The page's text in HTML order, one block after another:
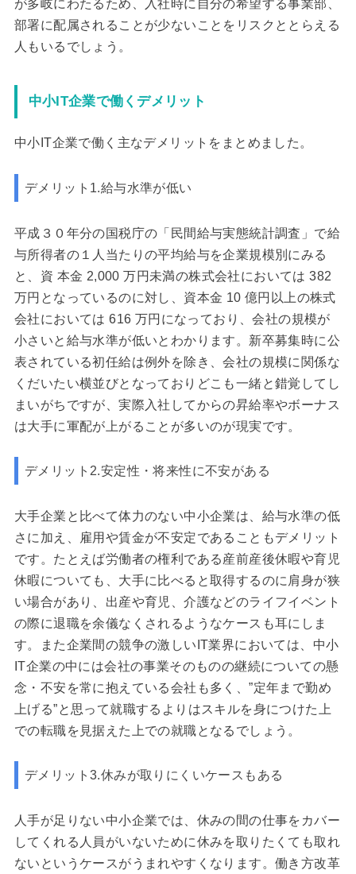
が多岐にわたるため、入社時に自分の希望する事業部、
部署に配属されることが少ないことをリスクととらえる
人もいるでしょう。
中小IT企業で働くデメリット
中小IT企業で働く主なデメリットをまとめました。
デメリット1.給与水準が低い
平成３０年分の国税庁の「民間給与実態統計調査」で給
与所得者の１人当たりの平均給与を企業規模別にみる
と、資 本金 2,000 万円未満の株式会社においては 382
万円となっているのに対し、資本金 10 億円以上の株式
会社においては 616 万円になっており、会社の規模が
小さいと給与水準が低いとわかります。新卒募集時に公
表されている初任給は例外を除き、会社の規模に関係な
くだいたい横並びとなっておりどこも一緒と錯覚してし
まいがちですが、実際入社してからの昇給率やボーナス
は大手に軍配が上がることが多いのが現実です。
デメリット2.安定性・将来性に不安がある
大手企業と比べて体力のない中小企業は、給与水準の低
さに加え、雇用や賃金が不安定であることもデメリット
です。たとえば労働者の権利である産前産後休暇や育児
休暇についても、大手に比べると取得するのに肩身が狭
い場合があり、出産や育児、介護などのライフイベント
の際に退職を余儀なくされるようなケースも耳にしま
す。また企業間の競争の激しいIT業界においては、中小
IT企業の中には会社の事業そのものの継続についての懸
念・不安を常に抱えている会社も多く、”定年まで勤め
上げる”と思って就職するよりはスキルを身につけた上
での転職を見据えた上での就職となるでしょう。
デメリット3.休みが取りにくいケースもある
人手が足りない中小企業では、休みの間の仕事をカバー
してくれる人員がいないために休みを取りたくても取れ
ないというケースがうまれやすくなります。働き方改革